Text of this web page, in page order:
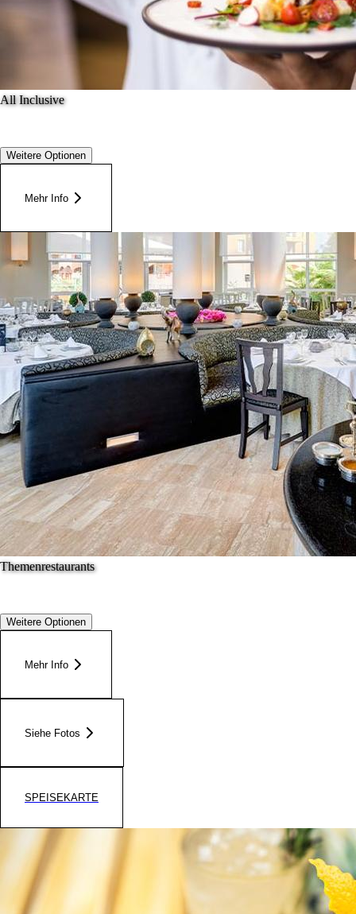
All Inclusive
Weitere Optionen
Mehr Info
Themenrestaurants
Weitere Optionen
Mehr Info
Siehe Fotos
SPEISEKARTE